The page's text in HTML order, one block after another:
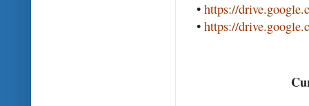
• https://
• https://